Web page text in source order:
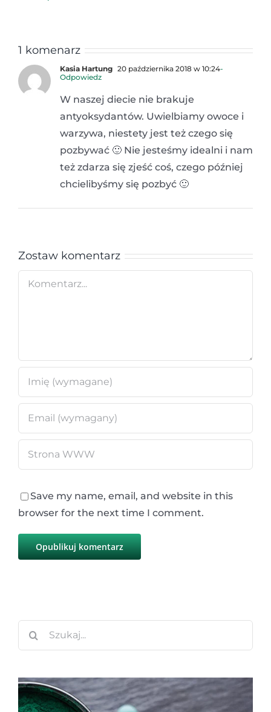
1 komenarz
Kasia Hartung 20 października 2018 w 10:24-
Odpowiedz
W naszej diecie nie brakuje
antyoksydantów. Uwielbiamy owoce i
warzywa, niestety jest też czego się
pozbywać 🙂 Nie jesteśmy idealni i nam
też zdarza się zjeść coś, czego później
chcielibyśmy się pozbyć 🙂
Zostaw komentarz
Comment
Save my name, email, and website in this
browser for the next time I comment.